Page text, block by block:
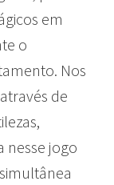
em
o
Nos
de
nesse jogo